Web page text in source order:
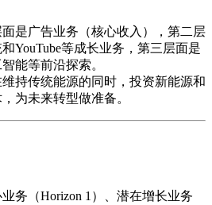
面是广告业务（核心收入），第二层
YouTube等成长业务，第三层面是
能等前沿探索。
维持传统能源的同时，投资新能源和
为未来转型做准备。
务（Horizon 1）、潜在增长业务